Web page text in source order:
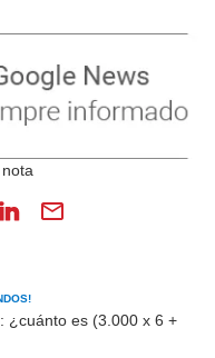
¿cuánto es (3.000 x 6 +